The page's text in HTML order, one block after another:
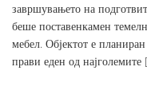
завршувањето на
беше поставенкамен
мебел. Објектот е
прави еден од